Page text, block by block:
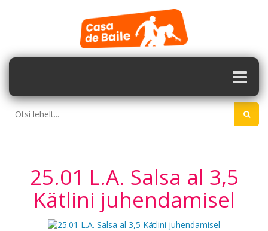
25.01 L.A. Salsa al 3,5
Kätlini juhendamisel